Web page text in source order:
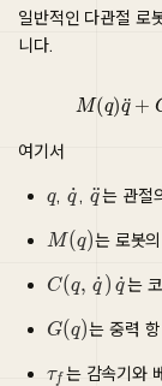
일반적인 다관절 로
니다.
M(q) q
여기서
, , 는 관절
는 로봇
는
는 중력 항
는 감속기와